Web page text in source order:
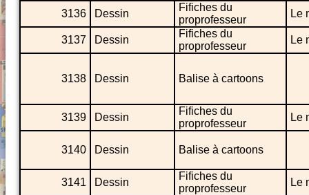
3136 Dessin
Fifiches du
proprofesseur
Le
3137 Dessin
Fifiches du
proprofesseur
Le
3138 Dessin Balise à cartoons
3139 Dessin
Fifiches du
proprofesseur
Le
3140 Dessin Balise à cartoons
3141 Dessin
Fifiches du
proprofesseur
Le